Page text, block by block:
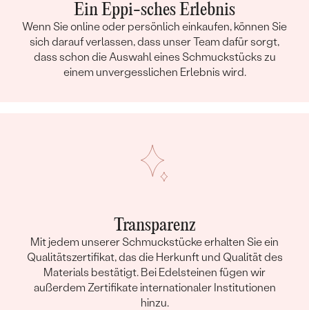
Ein Eppi-sches Erlebnis
Wenn Sie online oder persönlich einkaufen, können Sie
sich darauf verlassen, dass unser Team dafür sorgt,
dass schon die Auswahl eines Schmuckstücks zu
einem unvergesslichen Erlebnis wird.
Transparenz
Mit jedem unserer Schmuckstücke erhalten Sie ein
Qualitätszertifikat, das die Herkunft und Qualität des
Materials bestätigt. Bei Edelsteinen fügen wir
außerdem Zertifikate internationaler Institutionen
hinzu.